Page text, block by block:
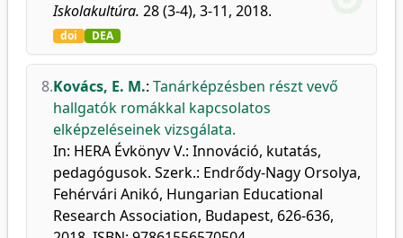
Iskolakultúra. 28 (3-4), 3-11, 2018.
doi DEA
8.Kovács, E. M.: Tanárképzésben részt vevő
hallgatók romákkal kapcsolatos
elképzeléseinek vizsgálata.
In: HERA Évkönyv V.: Innováció, kutatás,
pedagógusok. Szerk.: Endrődy-Nagy Orsolya,
Fehérvári Anikó, Hungarian Educational
Research Association, Budapest, 626-636,